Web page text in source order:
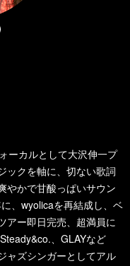
ーカルとして大沢伸一プ
ックを軸に、切ない歌詞
やかで甘酸っぱいサウン
、wyolicaを再結成し、ベ
アー即日完売、超満員に
、GLAYなど
ャズシンガーとしてアル